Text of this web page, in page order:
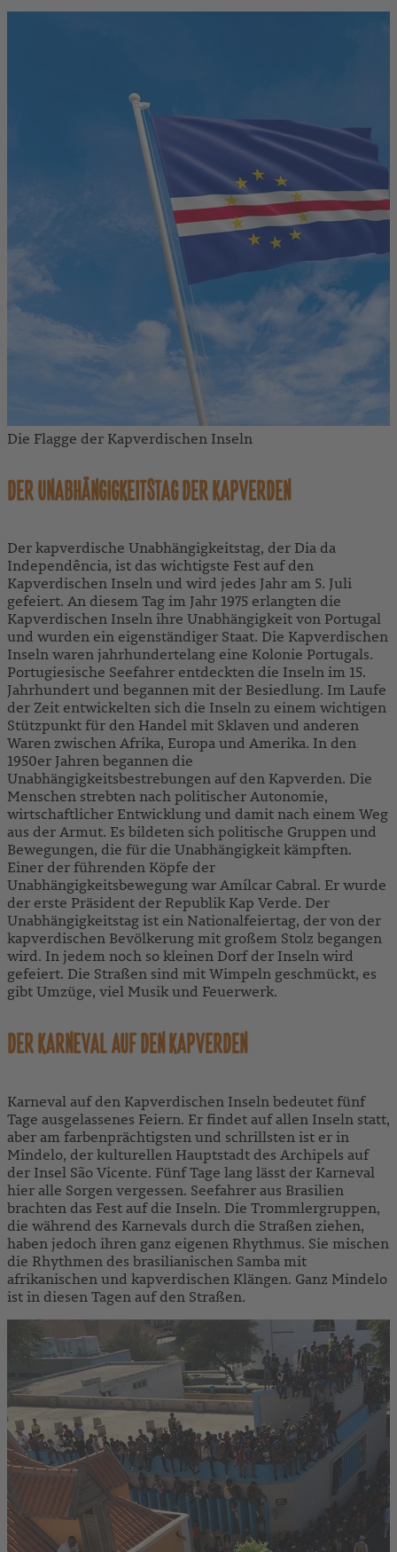
Die Flagge der Kapverdischen Inseln
DER UNABHÄNGIGKEITSTAG DER KAPVERDEN
Der kapverdische Unabhängigkeitstag, der Dia da
Independência, ist das wichtigste Fest auf den
Kapverdischen Inseln und wird jedes Jahr am 5. Juli
gefeiert. An diesem Tag im Jahr 1975 erlangten die
Kapverdischen Inseln ihre Unabhängigkeit von Portugal
und wurden ein eigenständiger Staat. Die Kapverdischen
Inseln waren jahrhundertelang eine Kolonie Portugals.
Portugiesische Seefahrer entdeckten die Inseln im 15.
Jahrhundert und begannen mit der Besiedlung. Im Laufe
der Zeit entwickelten sich die Inseln zu einem wichtigen
Stützpunkt für den Handel mit Sklaven und anderen
Waren zwischen Afrika, Europa und Amerika. In den
1950er Jahren begannen die
Unabhängigkeitsbestrebungen auf den Kapverden. Die
Menschen strebten nach politischer Autonomie,
wirtschaftlicher Entwicklung und damit nach einem Weg
aus der Armut. Es bildeten sich politische Gruppen und
Bewegungen, die für die Unabhängigkeit kämpften.
Einer der führenden Köpfe der
Unabhängigkeitsbewegung war Amílcar Cabral. Er wurde
der erste Präsident der Republik Kap Verde. Der
Unabhängigkeitstag ist ein Nationalfeiertag, der von der
kapverdischen Bevölkerung mit großem Stolz begangen
wird. In jedem noch so kleinen Dorf der Inseln wird
gefeiert. Die Straßen sind mit Wimpeln geschmückt, es
gibt Umzüge, viel Musik und Feuerwerk.
DER KARNEVAL AUF DEN KAPVERDEN
Karneval auf den Kapverdischen Inseln bedeutet fünf
Tage ausgelassenes Feiern. Er findet auf allen Inseln statt,
aber am farbenprächtigsten und schrillsten ist er in
Mindelo, der kulturellen Hauptstadt des Archipels auf
der Insel São Vicente. Fünf Tage lang lässt der Karneval
hier alle Sorgen vergessen. Seefahrer aus Brasilien
brachten das Fest auf die Inseln. Die Trommlergruppen,
die während des Karnevals durch die Straßen ziehen,
haben jedoch ihren ganz eigenen Rhythmus. Sie mischen
die Rhythmen des brasilianischen Samba mit
afrikanischen und kapverdischen Klängen. Ganz Mindelo
ist in diesen Tagen auf den Straßen.